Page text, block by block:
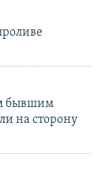
бывшим
на сторону